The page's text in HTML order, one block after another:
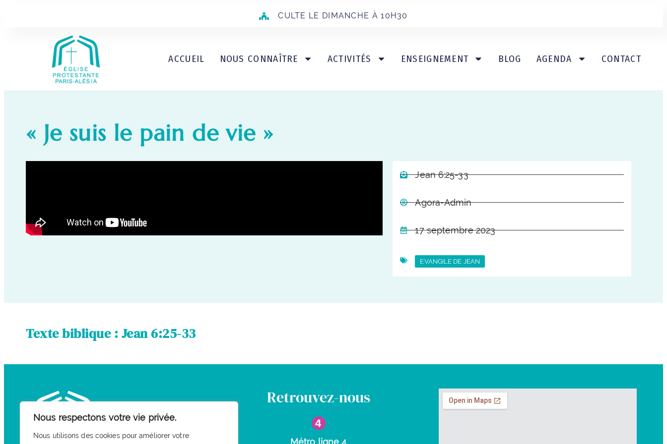
Nous respectons votre vie privée.
Nous utilisons des cookies pour améliorer votre
CULTE LE DIMANCHE À 10H30
ACCUEIL NOUS CONNAÎTRE ACTIVITÉS ENSEIGNEMENT BLOG AGENDA CONTACT
« Je suis le pain de vie »
Jean 6:25-33
Agora-Admin
17 septembre 2023
EVANGILE DE JEAN
Texte biblique : Jean 6:25-33
Retrouvez-nous
Métro ligne 4